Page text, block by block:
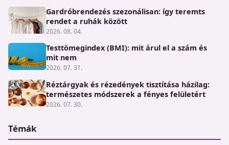
Gardróbrendezés szezonálisan: így teremts
rendet a ruhák között
2026. 08. 04.
Testtömegindex (BMI): mit árul el a szám és
mit nem
2026. 07. 31.
Réztárgyak és rézedények tisztítása házilag:
természetes módszerek a fényes felületért
2026. 07. 30.
Témák